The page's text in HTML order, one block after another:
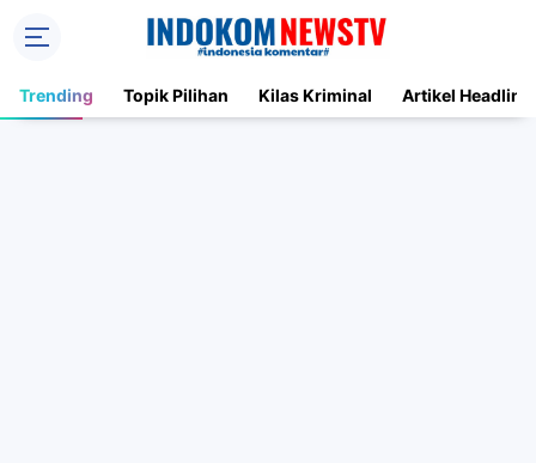
Trending Topik Pilihan Kilas Kriminal Artikel Headline